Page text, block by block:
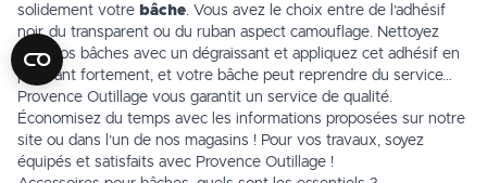
solidement votre bâche. Vous avez le choix entre de l’adhésif
noir, du transparent ou du ruban aspect camouflage. Nettoyez
bien vos bâches avec un dégraissant et appliquez cet adhésif en
pressant fortement, et votre bâche peut reprendre du service…
Provence Outillage vous garantit un service de qualité.
Économisez du temps avec les informations proposées sur notre
site ou dans l’un de nos magasins ! Pour vos travaux, soyez
équipés et satisfaits avec Provence Outillage !